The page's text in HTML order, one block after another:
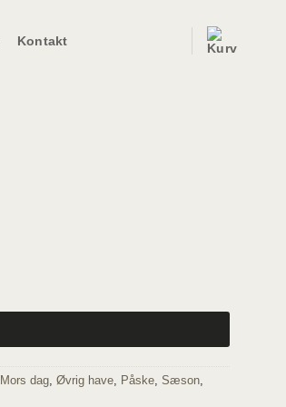
Kontakt
Mors dag, Øvrig have, Påske, Sæson,